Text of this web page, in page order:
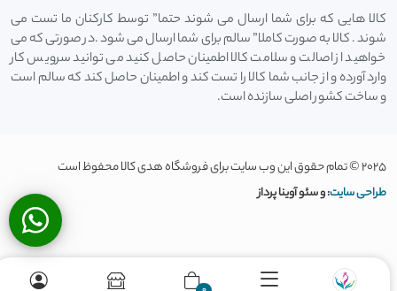
کالا هایی که برای شما ارسال می شوند حتما” توسط کارکنان ما تست می
شوند . کالا به صورت کاملا” سالم برای شما ارسال می شود .در صورتی که می
خواهید از اصالت و سلامت کالا اطمینان حاصل کنید می توانید سرویس کار
وارد آورده و از جانب شما کالا را تست کند و اطمینان حاصل کند که سالم است
و ساخت کشور اصلی سازنده است.
2025 © تمام حقوق این وب سایت برای فروشگاه هدی کالا محفوظ است
طراحی سایت: و سئو آوینا پرداز